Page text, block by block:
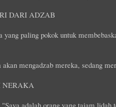
DARI ADZAB
yang paling pokok untuk
mengadzab mereka, sedang
NERAKA
adalah orang yang tajam lidah